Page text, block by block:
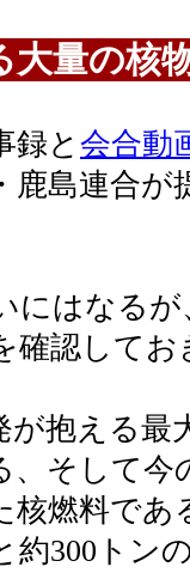
量の核
録と 会合動
鹿島連合が
はなるが
確認してお
抱える最
、そして
核燃料で
約300トン